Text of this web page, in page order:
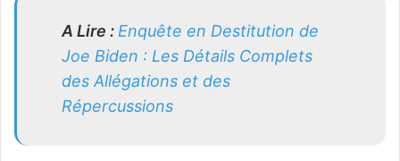
A Lire : Enquête en Destitution de
Joe Biden : Les Détails Complets
des Allégations et des
Répercussions